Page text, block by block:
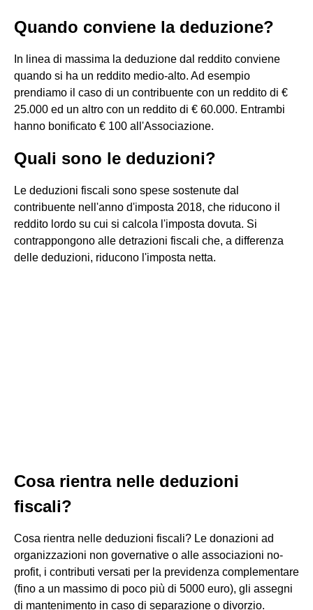
Quando conviene la deduzione?
In linea di massima la deduzione dal reddito conviene
quando si ha un reddito medio-alto. Ad esempio
prendiamo il caso di un contribuente con un reddito di €
25.000 ed un altro con un reddito di € 60.000. Entrambi
hanno bonificato € 100 all'Associazione.
Quali sono le deduzioni?
Le deduzioni fiscali sono spese sostenute dal
contribuente nell'anno d'imposta 2018, che riducono il
reddito lordo su cui si calcola l'imposta dovuta. Si
contrappongono alle detrazioni fiscali che, a differenza
delle deduzioni, riducono l'imposta netta.
Cosa rientra nelle deduzioni
fiscali?
Cosa rientra nelle deduzioni fiscali? Le donazioni ad
organizzazioni non governative o alle associazioni no-
profit, i contributi versati per la previdenza complementare
(fino a un massimo di poco più di 5000 euro), gli assegni
di mantenimento in caso di separazione o divorzio.